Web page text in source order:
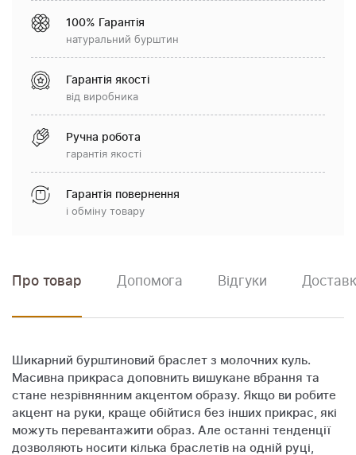
100% Гарантія
натуральний бурштин
Гарантія якості
від виробника
Ручна робота
гарантія якості
Гарантія повернення
і обміну товару
Про товар Допомога Відгуки
Шикарний бурштиновий браслет з молочних куль.
Масивна прикраса доповнить вишукане вбрання та
стане незрівнянним акцентом образу. Якщо ви робите
акцент на руки, краще обійтися без інших прикрас, які
можуть перевантажити образ. Але останні тенденції
дозволяють носити кілька браслетів на одній руці,